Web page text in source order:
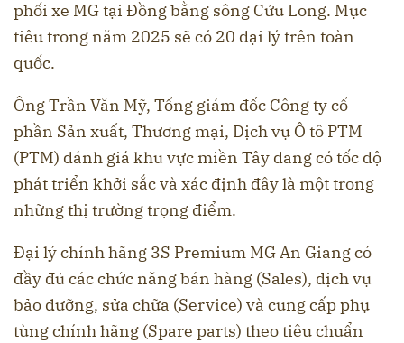
phối xe MG tại Đồng bằng sông Cửu Long. Mục
tiêu trong năm 2025 sẽ có 20 đại lý trên toàn
quốc.
Ông Trần Văn Mỹ, Tổng giám đốc Công ty cổ
phần Sản xuất, Thương mại, Dịch vụ Ô tô PTM
(PTM) đánh giá khu vực miền Tây đang có tốc độ
phát triển khởi sắc và xác định đây là một trong
những thị trường trọng điểm.
Đại lý chính hãng 3S Premium MG An Giang có
đầy đủ các chức năng bán hàng (Sales), dịch vụ
bảo dưỡng, sửa chữa (Service) và cung cấp phụ
tùng chính hãng (Spare parts) theo tiêu chuẩn